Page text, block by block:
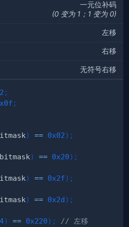
一元位补码
(0 变为 1；1 变为 0)
左移
右移
无符号右移
;
;
) == 0x02) ;
bitmask) == 0x20) ;
) == 0x2f) ;
) == 0x2d) ;
4) == 0x220) ;
// 左移